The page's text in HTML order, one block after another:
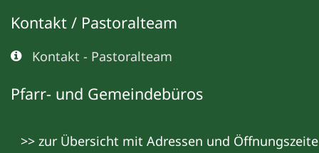
Kontakt / Pastoralteam
Kontakt - Pastoralteam
Pfarr- und Gemeindebüros
>> zur Übersicht mit Adressen und